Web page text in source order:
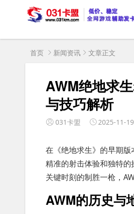
首页 新闻资讯 文章正文
AWM绝地求
与技巧解析
031卡盟 2025-11-19
在《绝地求生》的早期
精准的射击体验和独特
关键时刻的制胜一枪，
AWM的历史与